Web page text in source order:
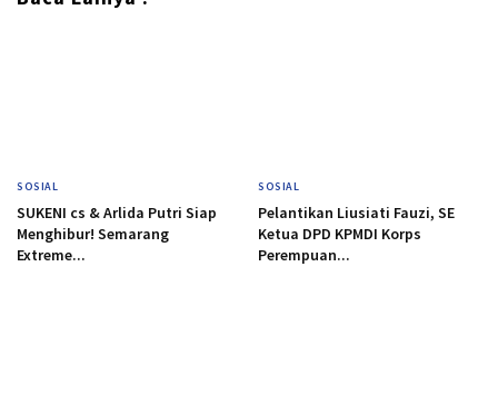
SOSIAL
SUKENI cs & Arlida Putri Siap
Menghibur! Semarang
Extreme...
SOSIAL
Pelantikan Liusiati Fauzi, SE
Ketua DPD KPMDI Korps
Perempuan...